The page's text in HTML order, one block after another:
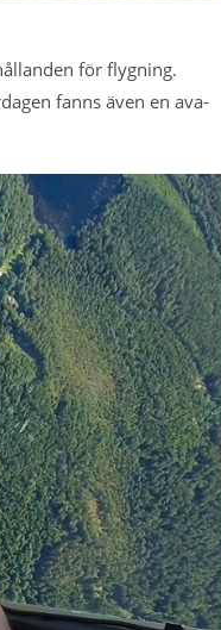
för flygning.
fanns även en ava-